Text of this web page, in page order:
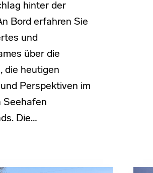
hinter der
Bord erfahren Sie
und
über die
die heutigen
Perspektiven im
Seehafen
Die…